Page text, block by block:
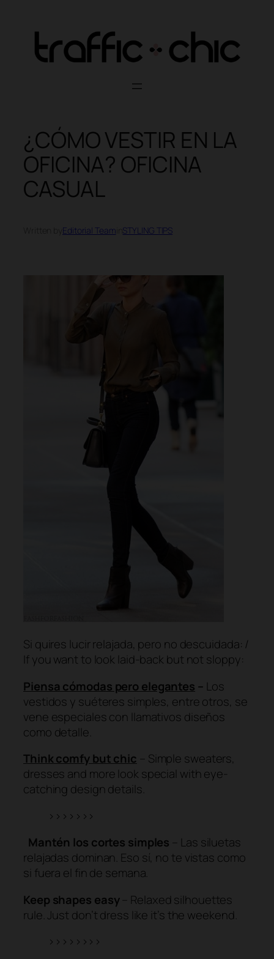
content
¿CÓMO VESTIR EN LA
OFICINA? OFICINA
CASUAL
Editorial Team STYLING TIPS
Si quires lucir relajada, pero no descuidada: /
If you want to look laid-back but not sloppy:
Piensa cómodas pero elegantes – Los
vestidos y suéteres simples, entre otros, se
vene especiales con llamativos diseños
como detalle.
Think comfy but chic
– Simple sweaters,
dresses and more look special with eye-
catching design details.
>>>>>>>
Mantén los cortes simples – Las siluetas
relajadas dominan. Eso sí, no te vistas como
si fuera el fin de semana.
Keep shapes easy– Relaxed silhouettes
rule. Just don’t dress like it’s the weekend.
>>>>>>>>